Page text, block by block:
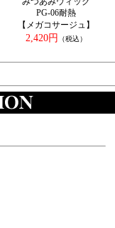
PG-06耐熱
【メガコサージュ】
2,420円
（税込）